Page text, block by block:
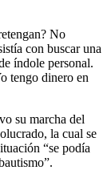
No
con buscar una
índole personal.
tengo dinero en
su marcha del
la cual se
“se podía